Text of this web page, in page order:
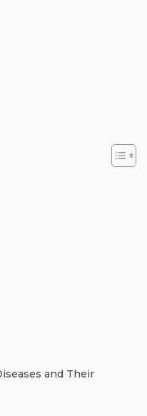
(Diseases and Their